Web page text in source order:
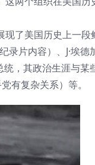
了美国历史上一
片内容）、J·埃德
，其政治生涯与某
有复杂关系）等。